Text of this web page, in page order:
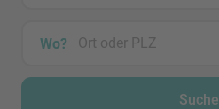
Wo?
Suche